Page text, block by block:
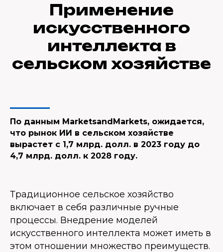
Применение
искусственного
интеллекта в
сельском хозяйстве
По данным MarketsandMarkets, ожидается,
что рынок ИИ в сельском хозяйстве
вырастет с 1,7 млрд. долл. в 2023 году до
4,7 млрд. долл. к 2028 году.
Традиционное сельское хозяйство
включает в себя различные ручные
процессы. Внедрение моделей
искусственного интеллекта может иметь в
этом отношении множество преимуществ.